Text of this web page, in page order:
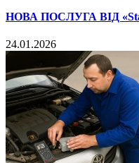
НОВА ПОСЛУГА ВІД
24.01.2026